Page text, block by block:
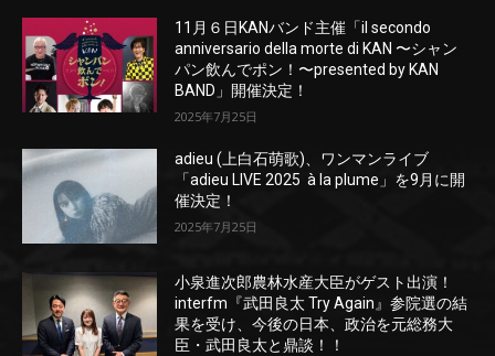
11月６日KANバンド主催「il secondo
anniversario della morte di KAN 〜シャン
パン飲んでポン！〜presented by KAN
BAND」開催決定！
2025年7月25日
adieu (上白石萌歌)、ワンマンライブ
「adieu LIVE 2025 à la plume」を9月に開
催決定！
2025年7月25日
小泉進次郎農林水産大臣がゲスト出演！
interfm『武田良太 Try Again』参院選の結
果を受け、今後の日本、政治を元総務大
臣・武田良太と鼎談！！